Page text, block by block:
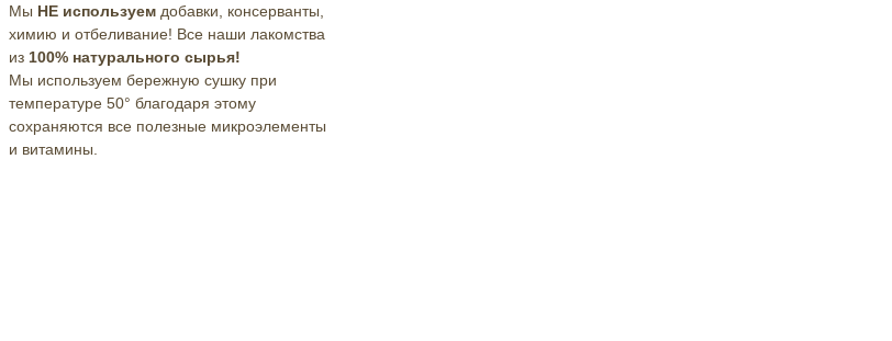
Мы НЕ используем добавки, консерванты,
химию и отбеливание! Все наши лакомства
из 100% натурального сырья!
Мы используем бережную сушку при
температуре 50° благодаря этому
сохраняются все полезные микроэлементы
и витамины.